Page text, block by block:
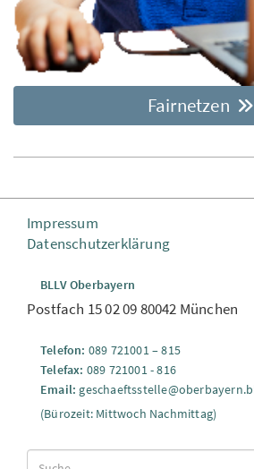
Fairnetzen
Impressum
Datenschutzerklärung
BLLV Oberbayern
Postfach 15 02 09 80042 München
Telefon: 089 721001 – 815
Telefax: 089 721001 - 816
Email: geschaeftsstelle@
(Bürozeit: Mittwoch Nachmittag)